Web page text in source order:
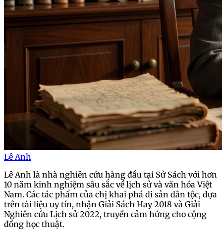
Lê Anh
Lê Anh là nhà nghiên cứu hàng đầu tại Sử Sách với hơn
10 năm kinh nghiệm sâu sắc về lịch sử và văn hóa Việt
Nam. Các tác phẩm của chị khai phá di sản dân tộc, dựa
trên tài liệu uy tín, nhận Giải Sách Hay 2018 và Giải
Nghiên cứu Lịch sử 2022, truyền cảm hứng cho cộng
đồng học thuật.